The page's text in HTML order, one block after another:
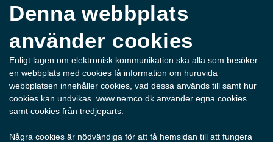
Denna webbplats
använder cookies
Enligt lagen om elektronisk kommunikation ska alla som besöker
en webbplats med cookies få information om huruvida
webbplatsen innehåller cookies, vad dessa används till samt hur
cookies kan undvikas. www.nemco.dk använder egna cookies
samt cookies från tredjeparts.
Några cookies är nödvändiga för att få hemsidan till att fungera